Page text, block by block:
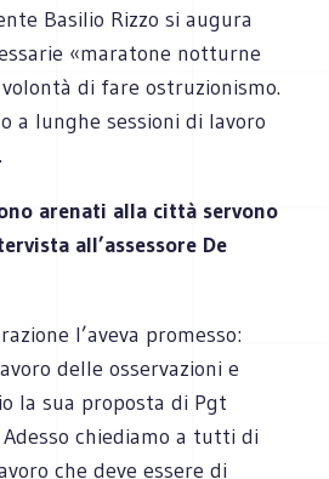
Basilio Rizzo si augura
«maratone notturne
di fare ostruzionismo.
a lunghe sessioni di lavoro
arenati alla città servono
all’assessore De
l’aveva promesso:
delle osservazioni e
la sua proposta di Pgt
chiediamo a tutti di
che deve essere di